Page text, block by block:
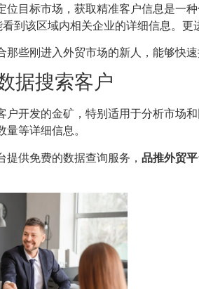
位目标市场，获取精准客户信息是一
到该区域内相关企业的详细信息。更
那些刚进入外贸市场的新人，能够快
据搜索客户
户开发的金矿，特别适用于分析市场
等详细信息。
提供免费的数据查询服务， 品推外贸